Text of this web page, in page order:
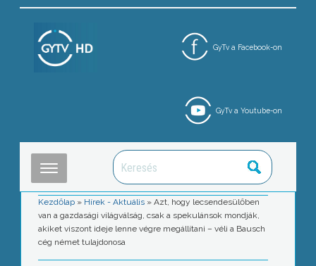
GyTv a Facebook-on
GyTv a Youtube-on
Kezdőlap » Hírek - Aktuális »Azt, hogy lecsendesülőben
van a gazdasági világválság, csak a spekulánsok mondják,
akiket viszont ideje lenne végre megállítani – véli a Bausch
cég német tulajdonosa